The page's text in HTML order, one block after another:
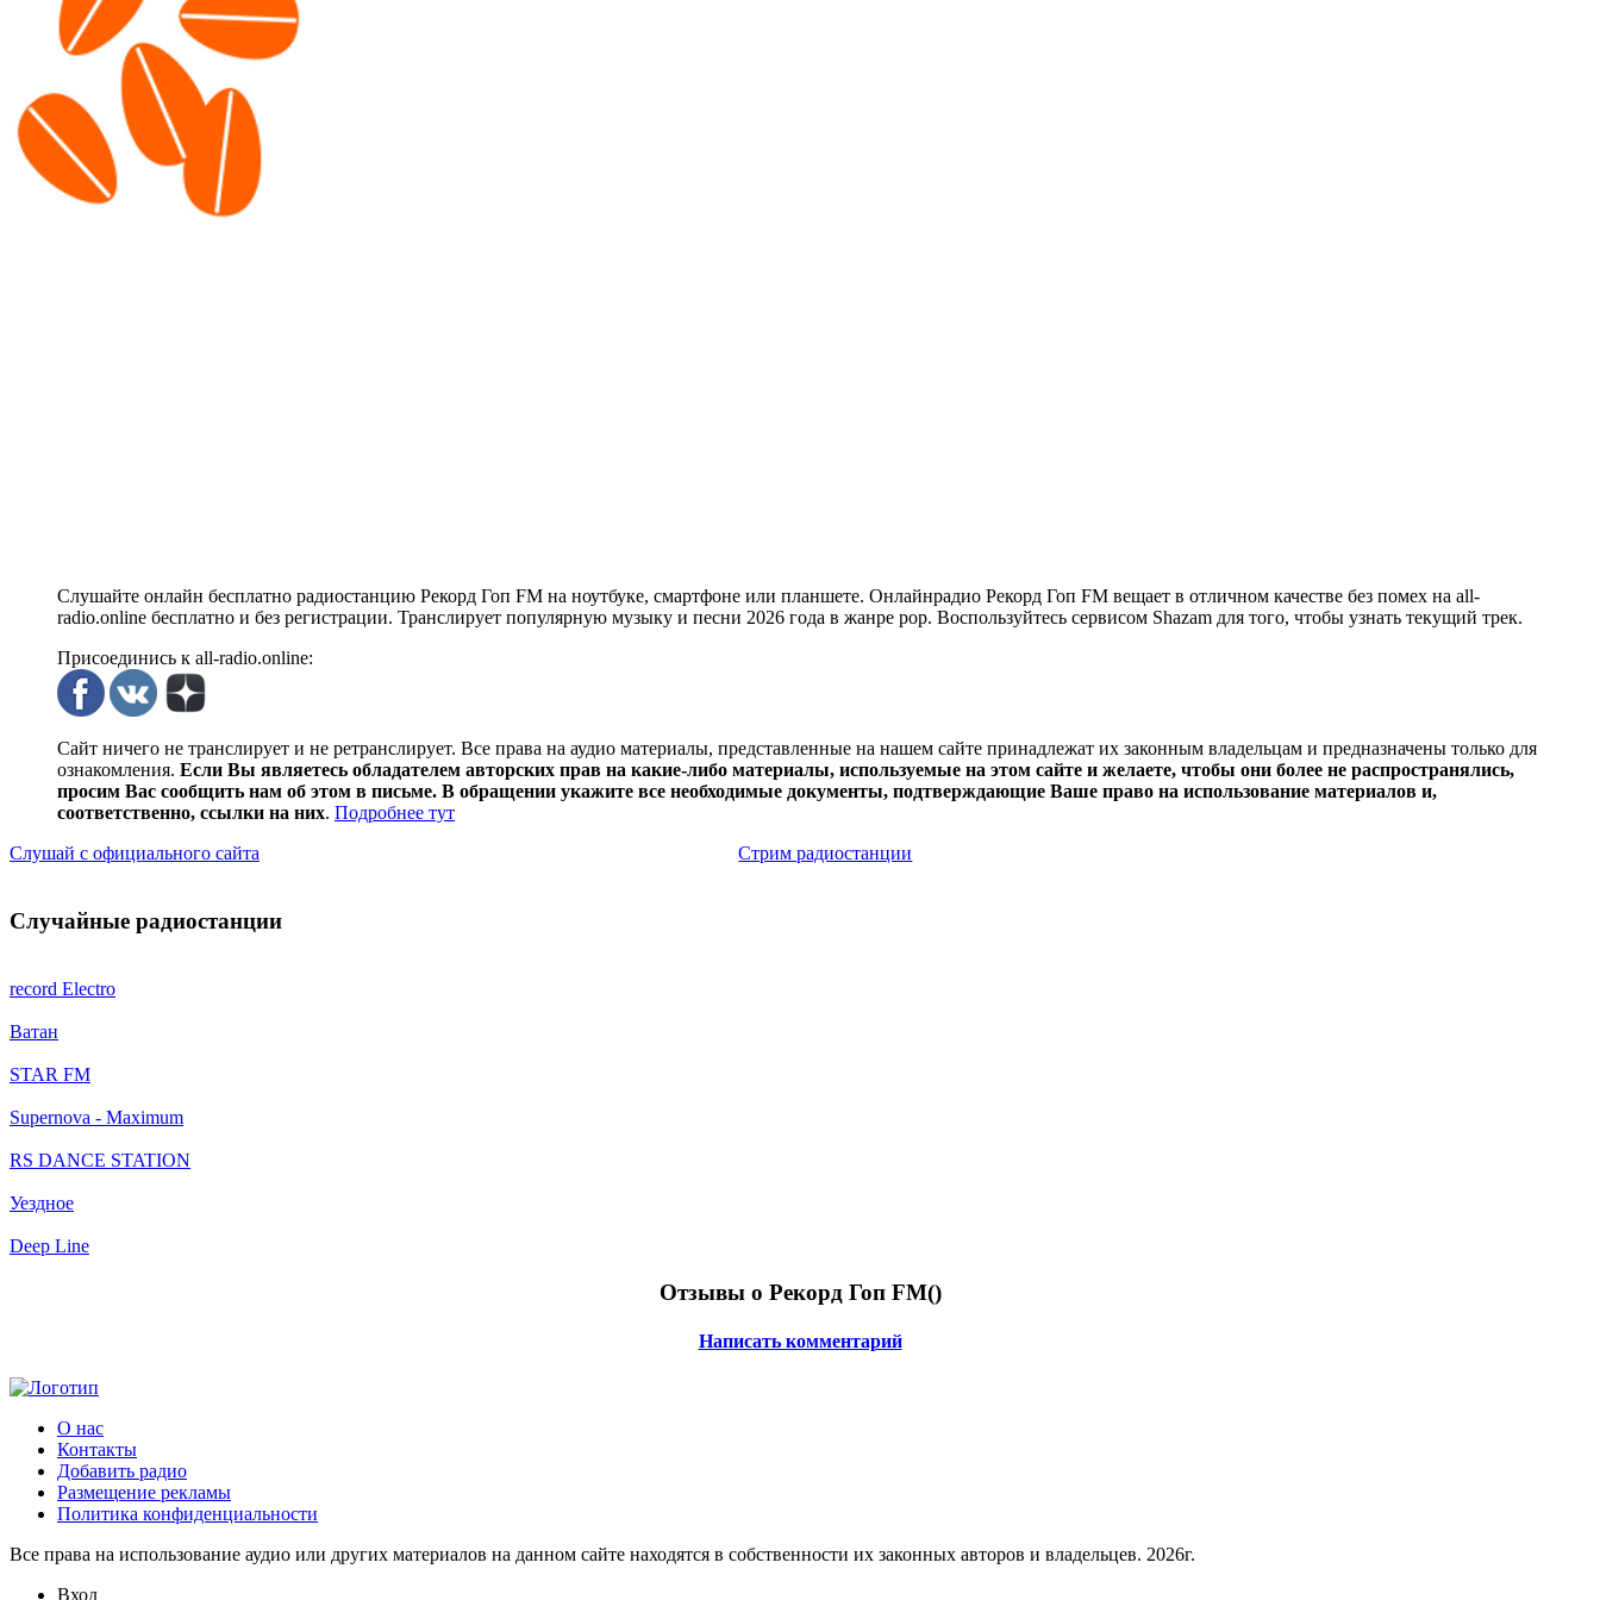
Слушайте онлайн бесплатно радиостанцию Рекорд Гоп FM на ноутбуке, смартфоне или планшете. Онлайнрадио Рекорд Гоп FM вещает в отличном качестве без помех на all-
radio.online бесплатно и без регистрации. Транслирует популярную музыку и песни 2026 года в жанре pop. Воспользуйтесь сервисом Shazam для того, чтобы узнать текущий трек.
Присоединись к all-radio.online:
Сайт ничего не транслирует и не ретранслирует. Все права на аудио материалы, представленные на нашем сайте принадлежат их законным владельцам и предназначены только для
ознакомления. Если Вы являетесь обладателем авторских прав на какие-либо материалы, используемые на этом сайте и желаете, чтобы они более не распространялись,
просим Вас сообщить нам об этом в письме. В обращении укажите все необходимые документы, подтверждающие Ваше право на использование материалов и,
соответственно, ссылки на них. Подробнее тут
Слушай с официального сайта
Стрим радиостанции
Случайные радиостанции
record Electro
Ватан
STAR FM
Supernova - Maximum
RS DANCE STATION
Уездное
Deep Line
Отзывы о Рекорд Гоп FM()
Написать комментарий
О нас
Контакты
Добавить радио
Размещение рекламы
Политика конфиденциальности
Все права на использование аудио или других материалов на данном сайте находятся в собственности их законных авторов и владельцев. 2026г.
Вход